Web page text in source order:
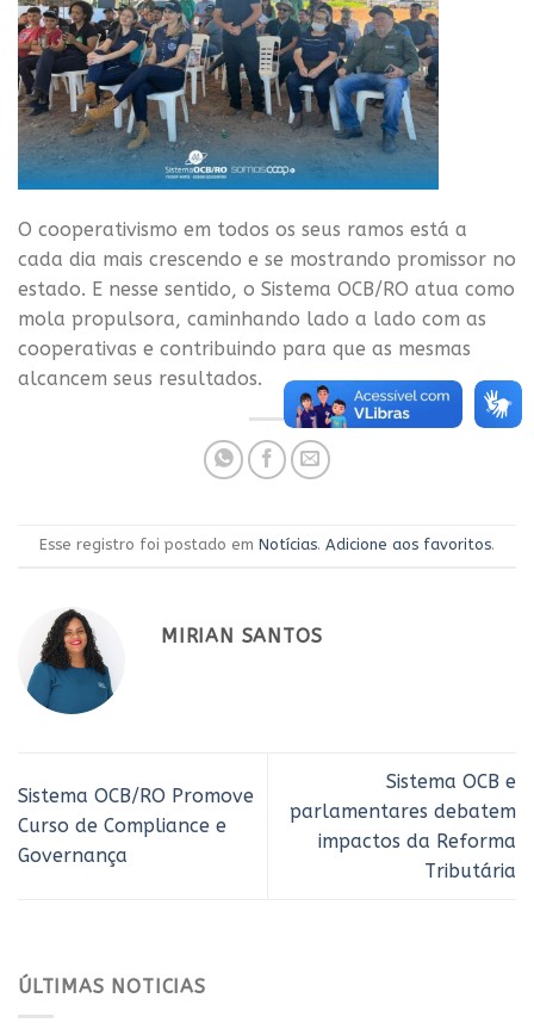
O cooperativismo em todos os seus ramos está a
cada dia mais crescendo e se mostrando promissor no
estado. E nesse sentido, o Sistema OCB/RO atua como
mola propulsora, caminhando lado a lado com as
cooperativas e contribuindo para que as mesmas
alcancem seus resultados.
Esse registro foi postado em Notícias. Adicione aos favoritos.
MIRIAN SANTOS
Sistema OCB/RO Promove
Curso de Compliance e
Governança
Sistema OCB e
parlamentares debatem
impactos da Reforma
Tributária
ÚLTIMAS NOTICIAS